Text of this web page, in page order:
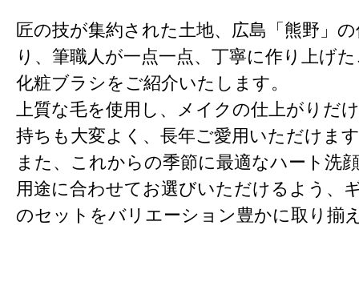
匠の技が集約された土地、広島「熊野」
り、筆職人が一点一点、丁寧に作り上げ
化粧ブラシをご紹介いたします。
上質な毛を使用し、メイクの仕上がりだ
持ちも大変よく、長年ご愛用いただけま
また、これからの季節に最適なハート洗
用途に合わせてお選びいただけるよう、
のセットをバリエーション豊かに取り揃